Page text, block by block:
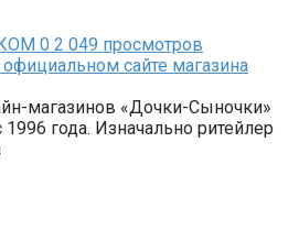
0 2 049 просмотров
сайте магазина
магазинов «Дочки-Сыночки»
года. Изначально ритейлер